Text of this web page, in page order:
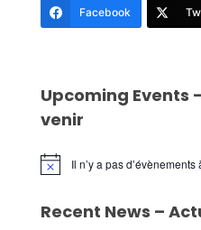
Facebook
Upcoming Events
venir
Notice Il n’y a pas d’évènements
Recent News –